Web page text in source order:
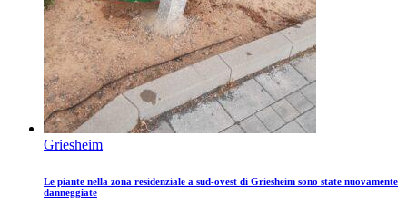
Griesheim
Le piante nella zona residenziale a sud-ovest di Griesheim sono state nuovamente
danneggiate